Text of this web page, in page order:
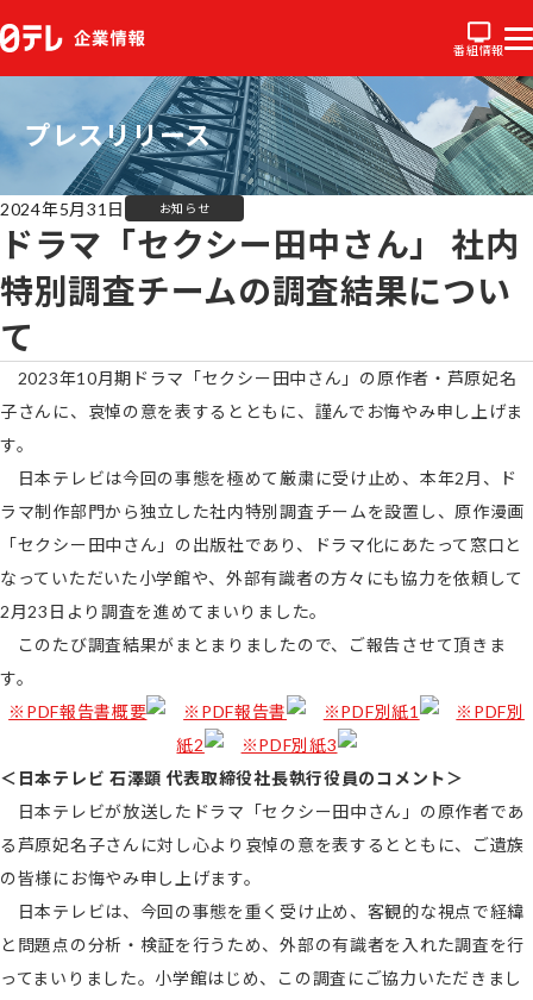
番組情報
プレスリリース
2024年5月31日 お知らせ
ドラマ「セクシー田中さん」 社内
特別調査チームの調査結果につい
て
2023年10月期ドラマ「セクシー田中さん」の原作者・芦原妃名
子さんに、哀悼の意を表するとともに、謹んでお悔やみ申し上げま
す。
日本テレビは今回の事態を極めて厳粛に受け止め、本年2月、ド
ラマ制作部門から独立した社内特別調査チームを設置し、原作漫画
「セクシー田中さん」の出版社であり、ドラマ化にあたって窓口と
なっていただいた小学館や、外部有識者の方々にも協力を依頼して
2月23日より調査を進めてまいりました。
このたび調査結果がまとまりましたので、ご報告させて頂きま
す。
※PDF報告書概要
※PDF報告書 ※PDF別紙1
※PDF別
紙2
※PDF別紙3
＜日本テレビ 石澤顕 代表取締役社長執行役員のコメント＞
日本テレビが放送したドラマ「セクシー田中さん」の原作者であ
る芦原妃名子さんに対し心より哀悼の意を表するとともに、ご遺族
の皆様にお悔やみ申し上げます。
日本テレビは、今回の事態を重く受け止め、客観的な視点で経緯
と問題点の分析・検証を行うため、外部の有識者を入れた調査を行
ってまいりました。小学館はじめ、この調査にご協力いただきまし